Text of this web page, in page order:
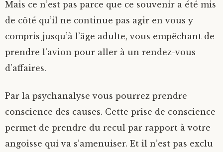
Mais ce n’est pas parce que ce souvenir a été mis
de côté qu’il ne continue pas agir en vous y
compris jusqu’à l’âge adulte, vous empêchant de
prendre l’avion pour aller à un rendez-vous
d’affaires.
Par la psychanalyse vous pourrez prendre
conscience des causes. Cette prise de conscience
permet de prendre du recul par rapport à votre
angoisse qui va s’amenuiser. Et il n’est pas exclu